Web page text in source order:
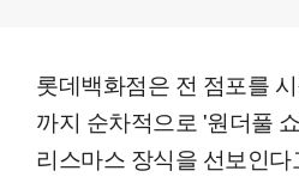
롯데백화점은 전 점포를
까지 순차적으로 '원더풀
리스마스 장식을 선보인